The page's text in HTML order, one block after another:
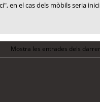
en el cas dels mòbils seria
Mostra les entrades dels